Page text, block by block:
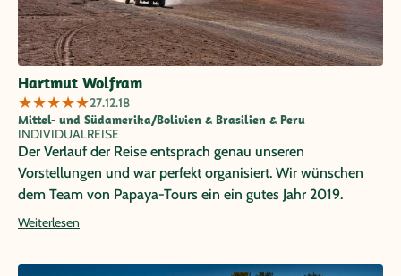
Hartmut Wolfram
★★★★★27.12.18
Mittel- und Südamerika/Bolivien & Brasilien & Peru
INDIVIDUALREISE
Der Verlauf der Reise entsprach genau unseren
Vorstellungen und war perfekt organisiert. Wir wünschen
dem Team von Papaya-Tours ein ein gutes Jahr 2019.
Weiterlesen